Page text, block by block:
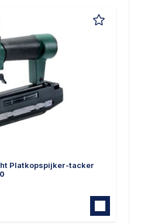
Platkopspijker-tacker